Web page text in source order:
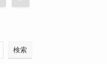
検索